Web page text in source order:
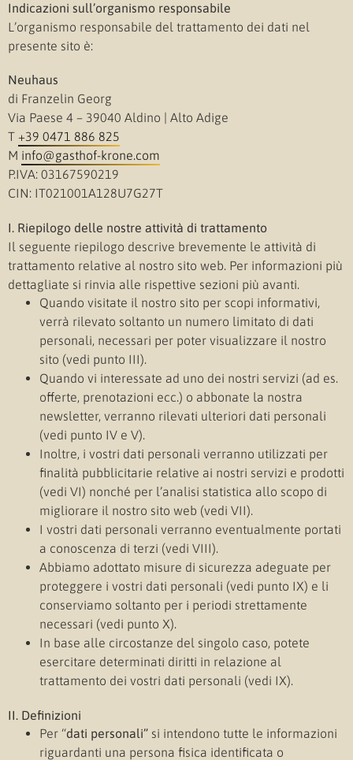
Indicazioni sull’organismo responsabile
L’organismo responsabile del trattamento dei dati nel
presente sito è:
Neuhaus
di Franzelin Georg
Via Paese 4 – 39040 Aldino | Alto Adige
T +39 0471 886 825
M info@gasthof-krone.com
P.IVA: 03167590219
CIN: IT021001A128U7G27T
I. Riepilogo delle nostre attività di trattamento
Il seguente riepilogo descrive brevemente le attività di
trattamento relative al nostro sito web. Per informazioni più
dettagliate si rinvia alle rispettive sezioni più avanti.
Quando visitate il nostro sito per scopi informativi,
verrà rilevato soltanto un numero limitato di dati
personali, necessari per poter visualizzare il nostro
sito (vedi punto III).
Quando vi interessate ad uno dei nostri servizi (ad es.
offerte, prenotazioni ecc.) o abbonate la nostra
newsletter, verranno rilevati ulteriori dati personali
(vedi punto IV e V).
Inoltre, i vostri dati personali verranno utilizzati per
finalità pubblicitarie relative ai nostri servizi e prodotti
(vedi VI) nonché per l’analisi statistica allo scopo di
migliorare il nostro sito web (vedi VII).
I vostri dati personali verranno eventualmente portati
a conoscenza di terzi (vedi VIII).
Abbiamo adottato misure di sicurezza adeguate per
proteggere i vostri dati personali (vedi punto IX) e li
conserviamo soltanto per i periodi strettamente
necessari (vedi punto X).
In base alle circostanze del singolo caso, potete
esercitare determinati diritti in relazione al
trattamento dei vostri dati personali (vedi IX).
II. Definizioni
Per “dati personali” si intendono tutte le informazioni
riguardanti una persona fisica identificata o